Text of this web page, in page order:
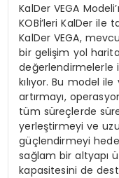
KalDer VEGA
KOBİ’leri KalDer ile
KalDer VEGA,
bir gelişim yol
değerlendirmelerle
kılıyor. Bu model
artırmayı,
tüm süreçlerde
yerleştirmeyi ve
güçlendirmeyi
sağlam bir altyapı
kapasitesini de